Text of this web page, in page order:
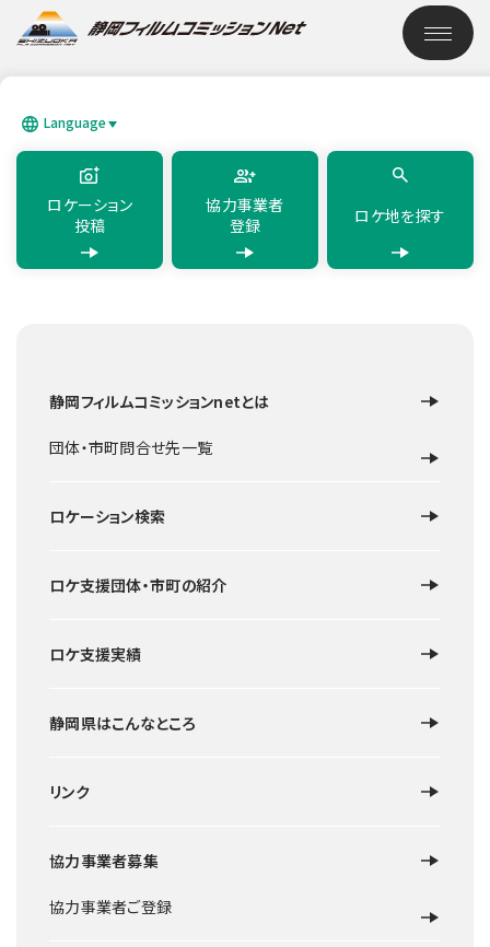
Language
日本語 English 简体中文 繁體中文 한국어 แบบไทย
ロケーション
投稿
協力事業者
登録
ロケ地を探す
静岡フィルムコミッションnetとは
団体・市町問合せ先一覧
ロケーション検索
ロケ支援団体・市町の紹介
ロケ支援実績
静岡県はこんなところ
リンク
協力事業者募集
協力事業者ご登録
ロケーション検索
SEARCH
遊園地・スポーツ施設 富士市
富士山こどもの国 草原
の国